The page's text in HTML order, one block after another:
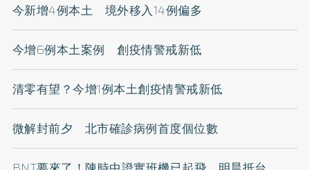
今新增4例本土 境外移入14例偏多
今增6例本土案例 創疫情警戒新低
清零有望？今增1例本土創疫情警戒新低
微解封前夕 北市確診病例首度個位數